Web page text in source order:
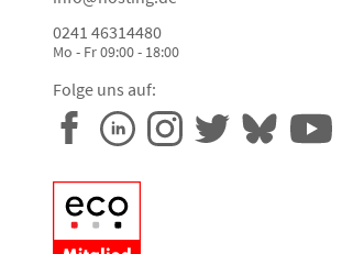
0241 46314480
Mo - Fr 09:00 - 18:00
Folge uns auf: